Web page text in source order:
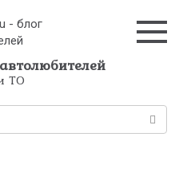
ТО